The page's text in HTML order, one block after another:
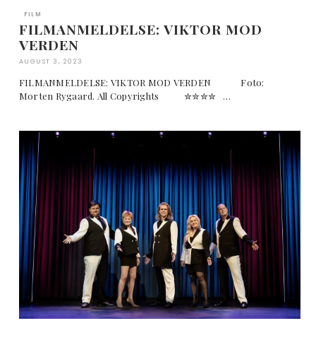
FILM
FILMANMELDELSE: VIKTOR MOD
VERDEN
AUGUST 3, 2023
FILMANMELDELSE: VIKTOR MOD VERDEN Foto:
Morten Rygaard. All Copyrights ✮✮✮✮ …